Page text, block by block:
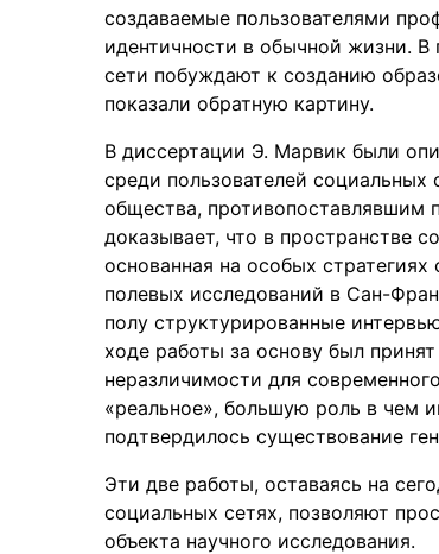
создаваемые пользователями
идентичности в обычной жизни.
сети побуждают к созданию
показали обратную картину.
В диссертации Э. Марвик были
среди пользователей
общества, противопоставлявшим
доказывает, что в пространстве
основанная на особых
полевых исследований в Сан-
полу структурированные
ходе работы за основу был
неразличимости для
«реальное», большую роль в чем
подтвердилось существование
Эти две работы, оставаясь на
социальных сетях, позволяют
объекта научного исследования.